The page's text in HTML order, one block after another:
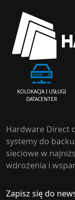
KOLOKACJA I USŁUGI
DATACENTER
Hardware Direct
systemy do
sieciowe w
wdrożenia i
Zapisz się do